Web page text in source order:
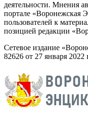
деятельности. Мнения
портале «Воронежская
пользователей к
позицией редакции
Сетевое издание
82626 от 27 января 2022